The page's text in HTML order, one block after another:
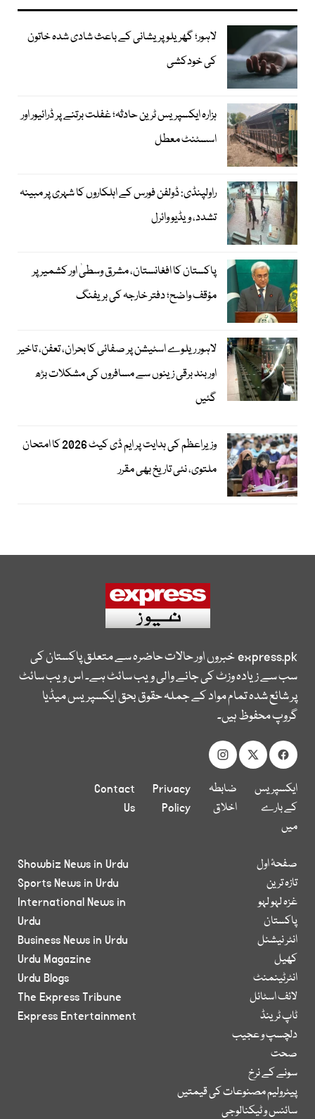
لاہور؛ گھریلو پریشانی کے باعث شادی شدہ خاتون
کی خودکشی
ہزارہ ایکسپریس ٹرین حادثہ؛ غفلت برتنے پر ڈرائیور اور
اسسٹنٹ معطل
راولپنڈی: ڈولفن فورس کے اہلکاروں کا شہری پر مبینہ
تشدد، ویڈیو وائرل
پاکستان کا افغانستان، مشرق وسطیٰ اور کشمیر پر
مؤقف واضح؛ دفتر خارجہ کی بریفنگ
لاہور ریلوے اسٹیشن پر صفائی کا بحران، تعفن، تاخیر
اور بند برقی زینوں سے مسافروں کی مشکلات بڑھ
گئیں
وزیراعظم کی ہدایت پر ایم ڈی کیٹ 2026 کا امتحان
ملتوی، نئی تاریخ بھی مقرر
express.pkخبروں اور حالات حاضرہ سے متعلق پاکستان کی
سب سے زیادہ وزٹ کی جانے والی ویب سائٹ ہے۔ اس ویب سائٹ
پر شائع شدہ تمام مواد کے جملہ حقوق بحق ایکسپریس میڈیا
گروپ محفوظ ہیں۔
ایکسپریس
کے بارے
میں
ضابطہ
اخلاق
Privacy
Policy
Contact
Us
صفحۂ اول
تازہ ترین
غزہ لہو لہو
پاکستان
انٹر نیشنل
کھیل
انٹرٹینمنٹ
لائف اسٹائل
ٹاپ ٹرینڈ
دلچسپ و عجیب
صحت
سونے کے نرخ
پیٹرولیم مصنوعات کی قیمتیں
سائنس و ٹیکنالوجی
Showbiz News in Urdu
Sports News in Urdu
International News in
Urdu
Business News in Urdu
Urdu Magazine
Urdu Blogs
The Express Tribune
Express Entertainment